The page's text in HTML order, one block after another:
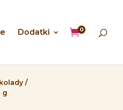
Dodatki 0
/
g